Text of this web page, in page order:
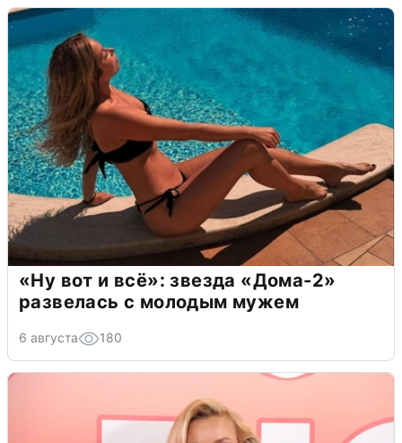
«Ну вот и всё»: звезда «Дома-2»
развелась с молодым мужем
6 августа 180